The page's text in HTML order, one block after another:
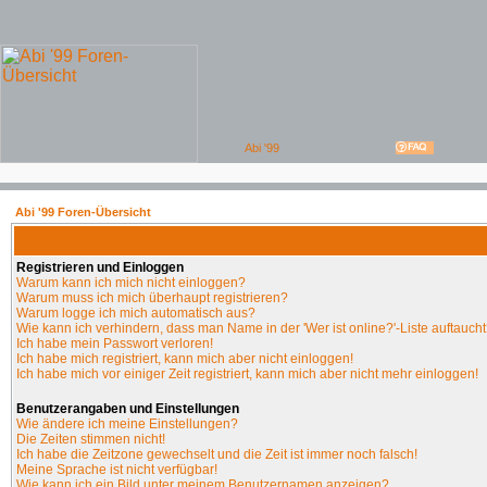
Abi '99 Foren-Übersicht
Registrieren und Einloggen
Warum kann ich mich nicht einloggen?
Warum muss ich mich überhaupt registrieren?
Warum logge ich mich automatisch aus?
Wie kann ich verhindern, dass man Name in der 'Wer ist online?'-Liste
Ich habe mein Passwort verloren!
Ich habe mich registriert, kann mich aber nicht einloggen!
Ich habe mich vor einiger Zeit registriert, kann mich aber nicht mehr einloggen!
Benutzerangaben und Einstellungen
Wie ändere ich meine Einstellungen?
Die Zeiten stimmen nicht!
Ich habe die Zeitzone gewechselt und die Zeit ist immer noch falsch!
Meine Sprache ist nicht verfügbar!